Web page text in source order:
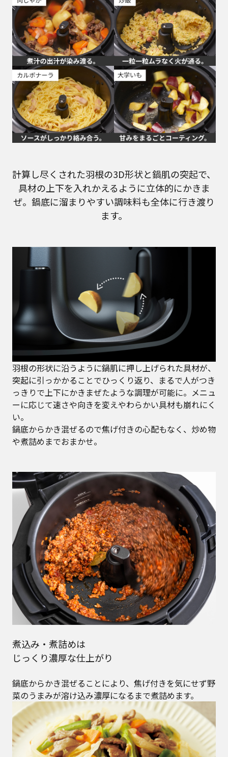
計算し尽くされた羽根の3D形状と鍋肌の突起で、
具材の上下を入れかえるように立体的にかきま
ぜ。鍋底に溜まりやすい調味料も全体に行き渡り
ます。
羽根の形状に沿うように鍋肌に押し上げられた具材が、
突起に引っかかることでひっくり返り、まるで人がつき
っきりで上下にかきまぜたような調理が可能に。メニュ
ーに応じて速さや向きを変えやわらかい具材も崩れにく
い。
鍋底からかき混ぜるので焦げ付きの心配もなく、炒め物
や煮詰めまでおまかせ。
煮込み・煮詰めは
じっくり濃厚な仕上がり
鍋底からかき混ぜることにより、焦げ付きを気にせず野
菜のうまみが溶け込み濃厚になるまで煮詰めます。